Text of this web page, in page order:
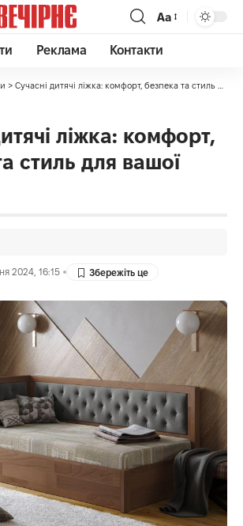
Аа
Реклама Контакти
> Сучасні дитячі ліжка: комфорт, безпека та стиль для вашої дитини
ліжка: комфорт,
стиль для вашої
2024, 16:15